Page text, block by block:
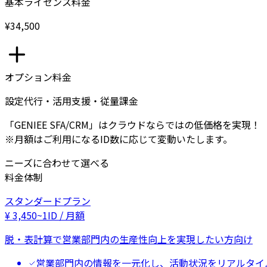
¥34,500
オプション料金
設定代行・活用支援・従量課金
「GENIEE SFA/CRM」はクラウドならではの低価格を実現！
※月額はご利用になるID数に応じて変動いたします。
ニーズに合わせて選べる
料金体制
スタンダードプラン
¥3,450~1ID / 月額
脱・表計算で営業部門内の生産性向上を実現したい方向け
営業部門内の情報を一元化し、活動状況をリアルタ